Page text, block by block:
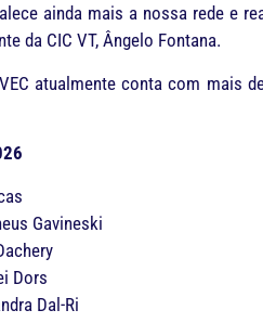
ainda mais a nossa rede e
da CIC VT, Ângelo Fontana.
atualmente conta com
Gavineski
Dors
Dal-Ri